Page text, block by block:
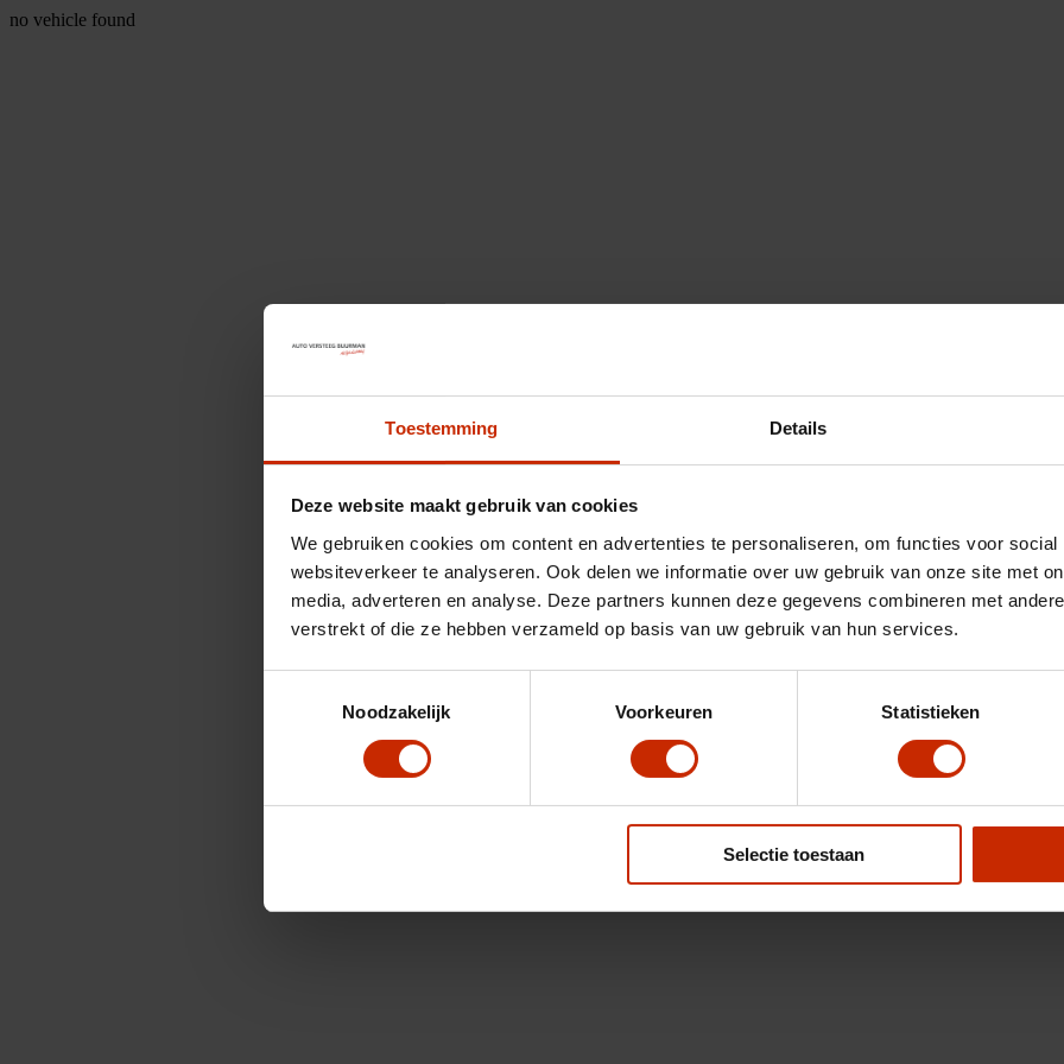
Toestemming Details
Deze website maakt gebruik van cookies
We gebruiken cookies om content en advertenties te personaliseren, om functies voor
websiteverkeer te analyseren. Ook delen we informatie over uw gebruik van onze site met
media, adverteren en analyse. Deze partners kunnen deze gegevens combineren met
verstrekt of die ze hebben verzameld op basis van uw gebruik van hun services.
Noodzakelijk
Voorkeuren Statistieken
Selectie toestaan
no vehicle found